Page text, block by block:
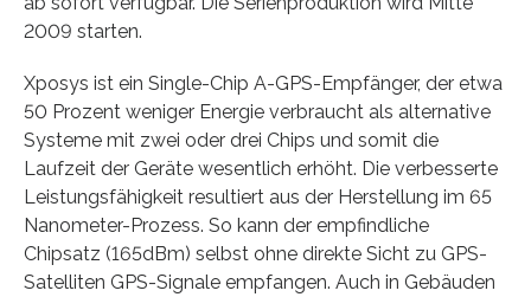
2009 starten.
Xposys ist ein Single-Chip A-GPS-Empfänger, der etwa
50 Prozent weniger Energie verbraucht als alternative
Systeme mit zwei oder drei Chips und somit die
Laufzeit der Geräte wesentlich erhöht. Die verbesserte
Leistungsfähigkeit resultiert aus der Herstellung im 65
Nanometer-Prozess. So kann der empfindliche
Chipsatz (165dBm) selbst ohne direkte Sicht zu GPS-
Satelliten GPS-Signale empfangen. Auch in Gebäuden